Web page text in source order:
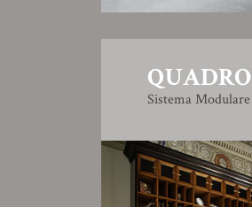
QUADRO
Sistema Modulare